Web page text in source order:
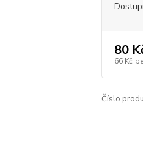
80
66 Kč
Číslo